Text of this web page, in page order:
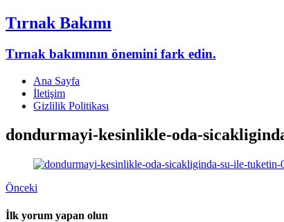
Tırnak Bakımı
Tırnak bakımının önemini fark edin.
Ana Sayfa
İletişim
Gizlilik Politikası
dondurmayi-kesinlikle-oda-
Önceki
İlk yorum yapan olun